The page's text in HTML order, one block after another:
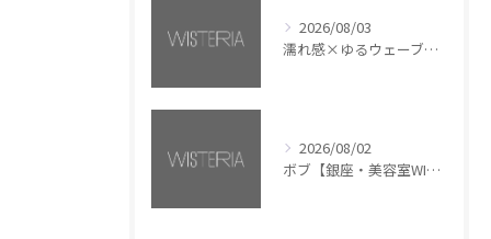
2026/08/03
濡れ感×ゆるウェーブミディアム【銀座・美容室WISTERIA】
2026/08/02
ボブ【銀座・美容室WISTERIA】